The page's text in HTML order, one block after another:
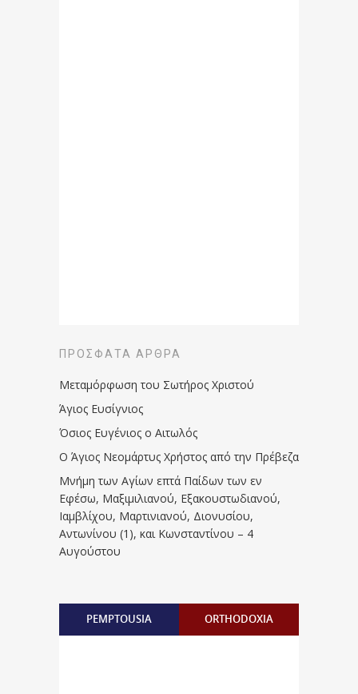
ΠΡΌΣΦΑΤΑ ΆΡΘΡΑ
Μεταμόρφωση του Σωτήρος Χριστού
Άγιος Ευσίγνιος
Όσιος Ευγένιος ο Αιτωλός
Ο Άγιος Νεομάρτυς Χρήστος από την Πρέβεζα
Μνήμη των Aγίων επτά Παίδων των εν
Eφέσω, Mαξιμιλιανού, Eξακουστωδιανού,
Iαμβλίχου, Mαρτινιανού, Διονυσίου,
Aντωνίνου (1), και Kωνσταντίνου – 4
Αυγούστου
PEMPTOUSIA ORTHODOXIA